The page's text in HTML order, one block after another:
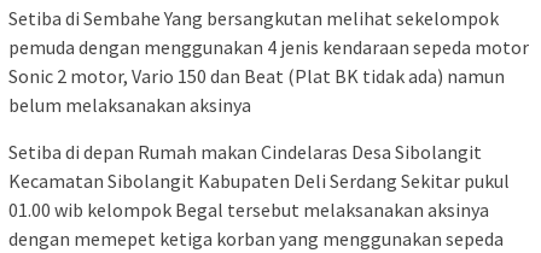
Setiba di Sembahe Yang bersangkutan melihat sekelompok
pemuda dengan menggunakan 4 jenis kendaraan sepeda motor
Sonic 2 motor, Vario 150 dan Beat (Plat BK tidak ada) namun
belum melaksanakan aksinya
Setiba di depan Rumah makan Cindelaras Desa Sibolangit
Kecamatan Sibolangit Kabupaten Deli Serdang Sekitar pukul
01.00 wib kelompok Begal tersebut melaksanakan aksinya
dengan memepet ketiga korban yang menggunakan sepeda